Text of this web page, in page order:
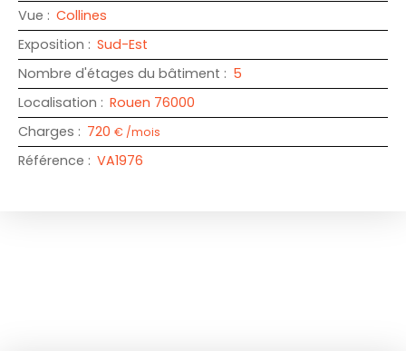
Vue : Collines
Exposition : Sud-Est
Nombre d'étages du bâtiment : 5
Localisation : Rouen 76000
Charges : 720 € /mois
Référence : VA1976